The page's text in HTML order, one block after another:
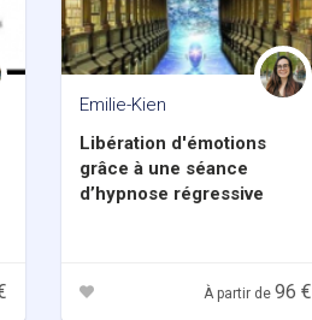
Emilie-Kien
Libération d'émotions
grâce à une séance
d’hypnose régressive
À partir de 96 €